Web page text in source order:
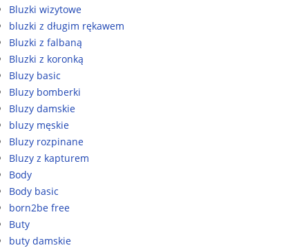
Bluzki wizytowe
bluzki z długim rękawem
Bluzki z falbaną
Bluzki z koronką
Bluzy basic
Bluzy bomberki
Bluzy damskie
bluzy męskie
Bluzy rozpinane
Bluzy z kapturem
Body
Body basic
born2be free
Buty
buty damskie